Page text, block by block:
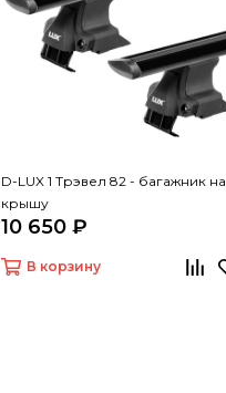
D-LUX 1 Трэвел 82 - багажник на
крышу
10 650 ₽
В корзину